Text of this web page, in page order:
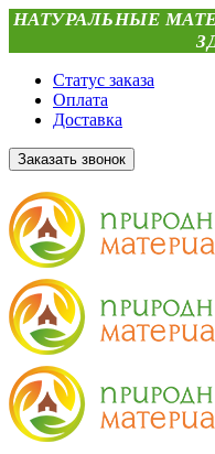
НАТУРАЛЬНЫЕ
Статус заказа
Оплата
Доставка
Заказать звонок